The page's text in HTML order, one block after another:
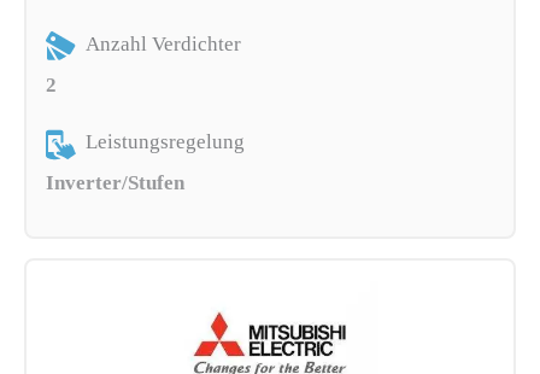
Anzahl Verdichter
2
Leistungsregelung
Inverter/Stufen